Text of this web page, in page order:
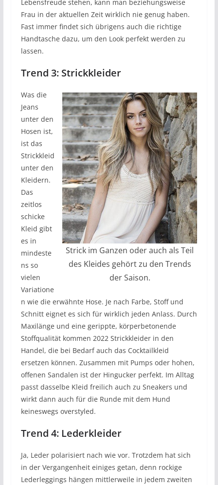
Lebensfreude stehen, kann man beziehungsweise
Frau in der aktuellen Zeit wirklich nie genug haben.
Fast immer findet sich übrigens auch die richtige
Handtasche dazu, um den Look perfekt werden zu
lassen.
Trend 3: Strickkleider
Strick im Ganzen oder auch als Teil
des Kleides gehört zu den Trends
der Saison.
Was die
Jeans
unter den
Hosen ist,
ist das
Strickkleid
unter den
Kleidern.
Das
zeitlos
schicke
Kleid gibt
es in
mindeste
ns so
vielen
Variatione
n wie die erwähnte Hose. Je nach Farbe, Stoff und
Schnitt eignet es sich für wirklich jeden Anlass. Durch
Maxilänge und eine gerippte, körperbetonende
Stoffqualität kommen 2022 Strickkleider in den
Handel, die bei Bedarf auch das Cocktailkleid
ersetzen können. Zusammen mit Pumps oder hohen,
offenen Sandalen ist der Hingucker perfekt. Im Alltag
passt dasselbe Kleid freilich auch zu Sneakers und
wirkt dann auch für die Runde mit dem Hund
keineswegs overstyled.
Trend 4: Lederkleider
Ja, Leder polarisiert nach wie vor. Trotzdem hat sich
in der Vergangenheit einiges getan, denn rockige
Lederleggings hängen mittlerweile in jedem zweiten